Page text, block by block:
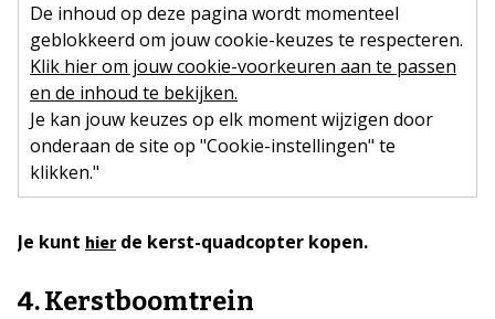
De inhoud op deze pagina wordt momenteel
geblokkeerd om jouw cookie-keuzes te respecteren.
Klik hier om jouw cookie-voorkeuren aan te passen
en de inhoud te bekijken.
Je kan jouw keuzes op elk moment wijzigen door
onderaan de site op "Cookie-instellingen" te
klikken."
Je kunt hierde kerst-quadcopter kopen.
4. Kerstboomtrein